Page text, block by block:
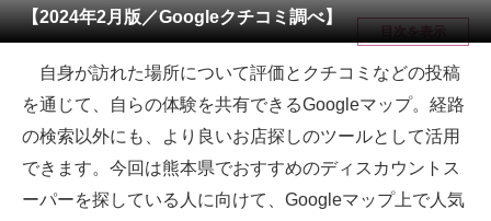
メディア
注目記事を集めた総合ページ
ITの今と未来を見通す
スマホと通信の最新トレンド
進化するPCとデバイスの未来
【2024年2月版／Googleクチコミ調べ】
目次を表示
自身が訪れた場所について評価とクチコミなどの投稿
を通じて、自らの体験を共有できるGoogleマップ。経路
の検索以外にも、より良いお店探しのツールとして活用
できます。今回は熊本県でおすすめのディスカウントス
ーパーを探している人に向けて、Googleマップ上で人気